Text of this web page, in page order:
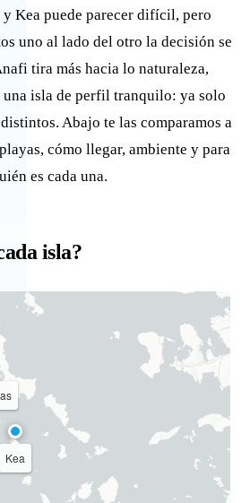
Kea puede parecer difícil, pero
uno al lado del otro la decisión se
tira más hacia lo naturaleza,
una isla de perfil tranquilo: ya solo
Abajo te las comparamos a
cómo llegar, ambiente y para
es cada una.
isla?
Kea